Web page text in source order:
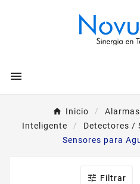

Inicio
Inteligente
Detectores /
Sensores para
 Filtrar